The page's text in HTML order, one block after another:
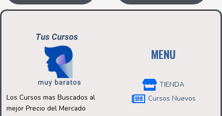
Los Cursos mas Buscados al
mejor Precio del Mercado
MENU
TIENDA
Cursos Nuevos